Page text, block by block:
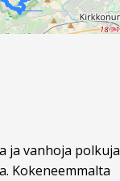
ja vanhoja polkuja
Kokeneemmalta